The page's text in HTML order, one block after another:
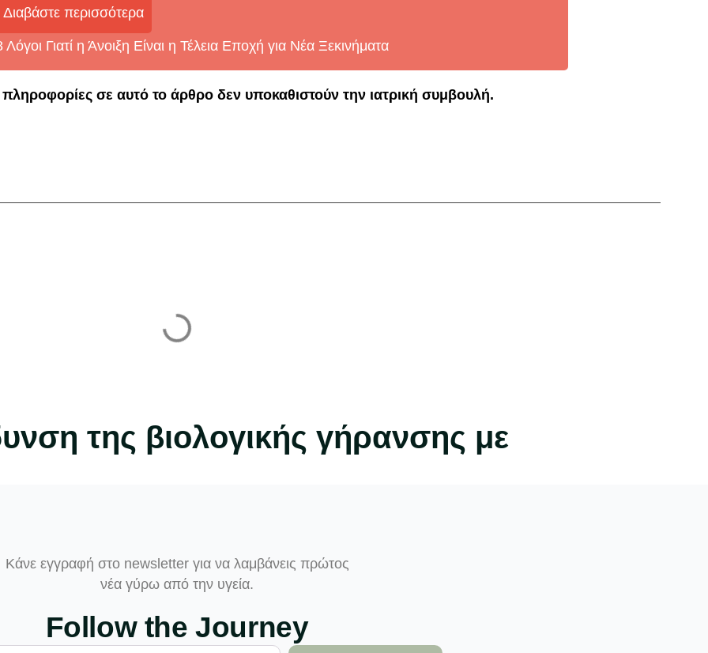
Διαβάστε περισσότερα
Λόγοι Γιατί η Άνοιξη Είναι η Τέλεια Εποχή για Νέα Ξεκινήματα
πληροφορίες σε αυτό το άρθρο δεν υποκαθιστούν την ιατρική συμβουλή.
της βιολογικής γήρανσης με
Κάνε εγγραφή στο newsletter για να λαμβάνεις πρώτος
νέα γύρω από την υγεία.
Follow the Journey